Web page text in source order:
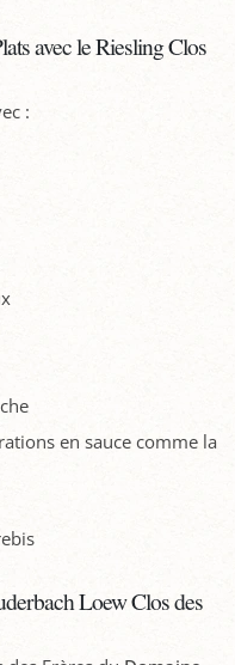
avec le Riesling Clos
:
en sauce comme la
Loew Clos des